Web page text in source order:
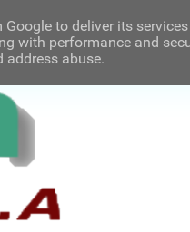
to deliver its
with performance and
address abuse.